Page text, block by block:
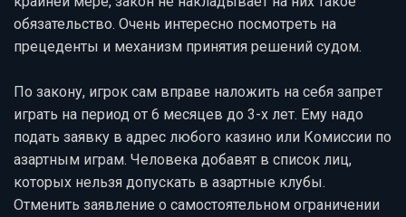
обязательство. Очень интересно посмотреть на
прецеденты и механизм принятия решений судом.
По закону, игрок сам вправе наложить на себя запрет
играть на период от 6 месяцев до 3-х лет. Ему надо
подать заявку в адрес любого казино или Комиссии по
азартным играм. Человека добавят в список лиц,
которых нельзя допускать в азартные клубы.
Отменить заявление о самостоятельном ограничении